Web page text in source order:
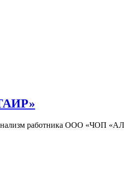
работника ООО «ЧОП